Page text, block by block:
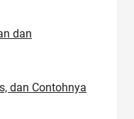
dan
dan Contohnya